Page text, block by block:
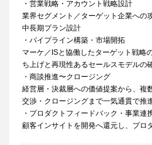
・営業戦略・アカウント戦略設計
業界セグメント／ターゲット企業への
中長期プラン設計
・パイプライン構築・市場開拓
マーケ／ISと協働したターゲット戦略
ち上げと再現性あるセールスモデルの
・商談推進〜クロージング
経営層・決裁層への価値提案から、複
交渉・クロージングまで一気通貫で推
・プロダクトフィードバック・事業連
顧客インサイトを開発へ還元し、プロ